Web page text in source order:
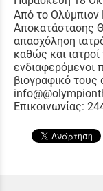
Από το Ολύμπιον
Αποκατάστασης
απασχόληση
καθώς και
ενδιαφερόμενοι
βιογραφικό τους
Επικοινωνίας: